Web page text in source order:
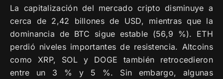
La capitalización del mercado cripto disminuye a
cerca de 2,42 billones de USD, mientras que la
dominancia de BTC sigue estable (56,9 %). ETH
perdió niveles importantes de resistencia. Altcoins
como XRP, SOL y DOGE también retrocedieron
entre un 3 % y 5 %. Sin embargo, algunas